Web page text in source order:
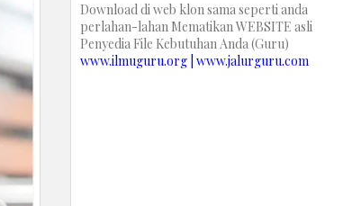
Download di web klon sama seperti anda
perlahan-lahan Mematikan WEBSITE asli
Penyedia File Kebutuhan Anda (Guru)
www.ilmuguru.org | www.jalurguru.com